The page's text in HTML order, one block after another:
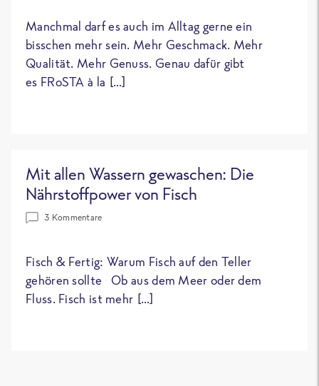
Manchmal darf es auch im Alltag gerne ein
bisschen mehr sein. Mehr Geschmack. Mehr
Qualität. Mehr Genuss. Genau dafür gibt
es FRoSTA à la […]
Mit allen Wassern gewaschen: Die
Nährstoffpower von Fisch
3 Kommentare
Fisch & Fertig: Warum Fisch auf den Teller
gehören sollte Ob aus dem Meer oder dem
Fluss. Fisch ist mehr […]